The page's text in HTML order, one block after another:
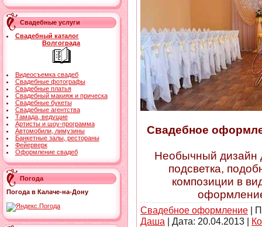
Свадебные услуги
Свадебный каталог
Волгограда
Видеосъемка свадеб
Свадебные фотографы
Свадебные платья
Свадебный макияж и прическа
Свадебные букеты
Свадебные агентства
Тамада, ведущие
Артисты и шоу-программа
Автомобили, лимузины
Банкетные залы, рестораны
Фейерверк
Оформление свадеб
Погода
Погода в Калаче-на-Дону
Свадебное
Необычный дизайн
подсветка,
композиции в
Свадебное оформление |
Даша | Дата: 20.04.2013 |